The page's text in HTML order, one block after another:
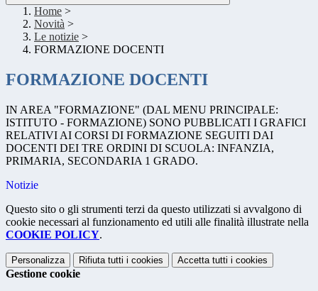
Home >
Novità >
Le notizie >
FORMAZIONE DOCENTI
FORMAZIONE DOCENTI
IN AREA "FORMAZIONE" (DAL MENU PRINCIPALE:
ISTITUTO - FORMAZIONE) SONO PUBBLICATI I GRAFICI
RELATIVI AI CORSI DI FORMAZIONE SEGUITI DAI
DOCENTI DEI TRE ORDINI DI SCUOLA: INFANZIA,
PRIMARIA, SECONDARIA 1 GRADO.
Notizie
Questo sito o gli strumenti terzi da questo utilizzati si avvalgono di
cookie necessari al funzionamento ed utili alle finalità illustrate nella
COOKIE POLICY.
Personalizza Rifiuta tutti i cookies Accetta tutti i cookies
Gestione cookie